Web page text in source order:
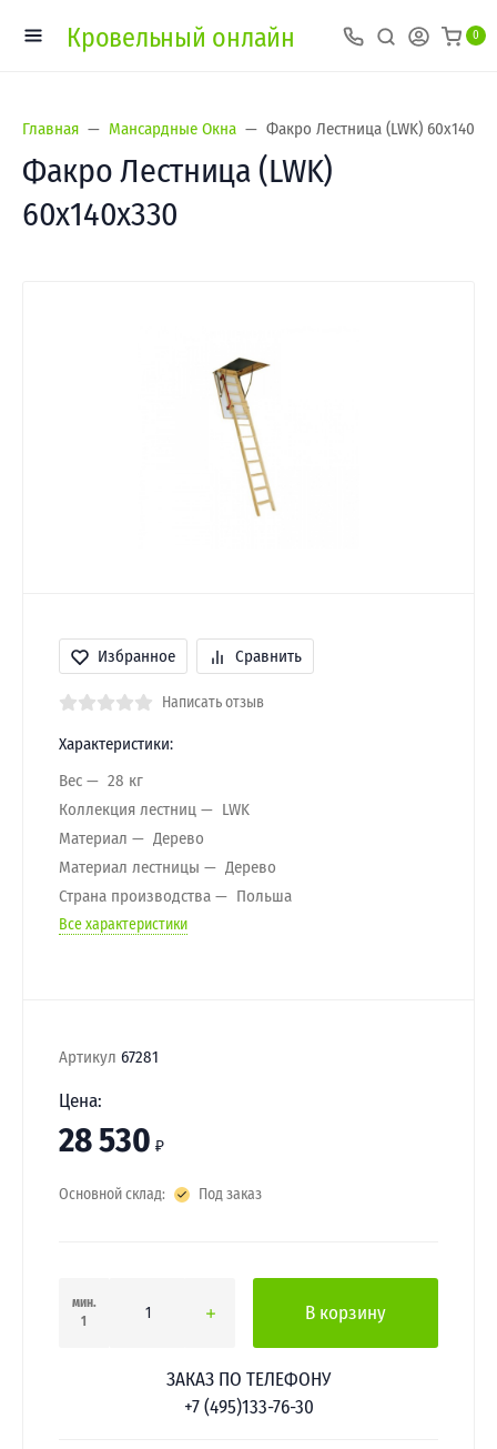
Кровельный онлайн 0
Главная Мансардные Окна Факро Лестница (LWK)
Факро Лестница (LWK)
60х140х330
Избранное Сравнить
Написать отзыв
Характеристики:
Вес
28 кг
Коллекция лестниц
LWK
Материал
Дерево
Материал лестницы
Дерево
Страна производства
Польша
Все характеристики
Артикул 67281
Цена:
28 530 ₽
Основной склад: Под заказ
мин.
1
В корзину
ЗАКАЗ ПО ТЕЛЕФОНУ
+7 (495)133-76-30